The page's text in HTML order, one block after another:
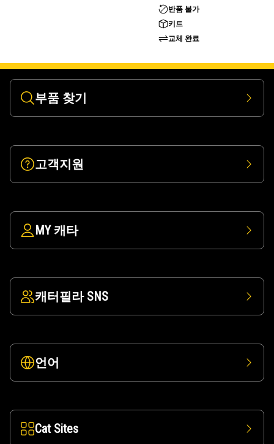
반품 불가
키트
교체 완료
부품 찾기
고객지원
MY 캐타
캐터필라 SNS
언어
Cat Sites